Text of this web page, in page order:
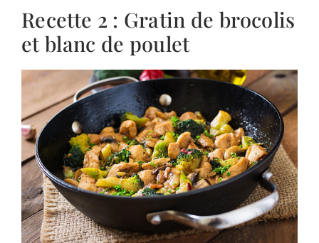
Recette 2 : Gratin de brocolis
et blanc de poulet